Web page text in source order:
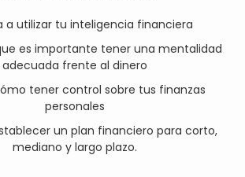
a utilizar tu inteligencia financiera
es importante tener una mentalidad
adecuada frente al dinero
tener control sobre tus finanzas
personales
un plan financiero para corto,
mediano y largo plazo.